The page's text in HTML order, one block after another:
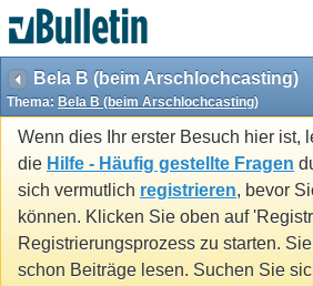
Bela B (beim Arschlochcasting)
Thema: Bela B (beim Arschlochcasting)
Wenn dies Ihr erster Besuch hier ist,
die Hilfe - Häufig gestellte Fragen
sich vermutlich registrieren, bevor
können. Klicken Sie oben auf
Registrierungsprozess zu starten.
schon Beiträge lesen. Suchen Sie